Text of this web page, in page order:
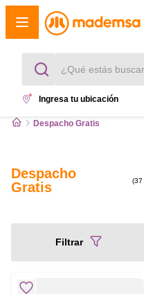
¿Qué estás buscando?
2. lavadora
secadora
Ingresa tu ubicación
Despacho Gratis
Despacho
Gratis
37
Filtrar